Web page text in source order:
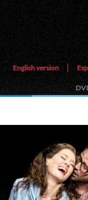
English version